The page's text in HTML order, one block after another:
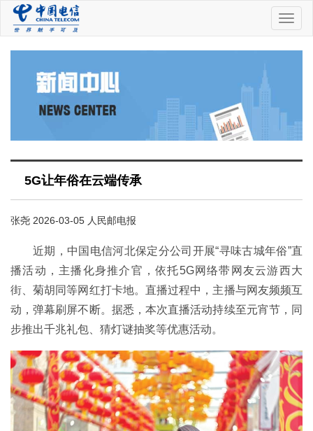
中
国
5G让年俗在云端传承
张尧 2026-03-05 人民邮电报
近期，中国电信河北保定分公司开展“寻味古城年俗”直
播活动，主播化身推介官，依托5G网络带网友云游西大
街、菊胡同等网红打卡地。直播过程中，主播与网友频频互
动，弹幕刷屏不断。据悉，本次直播活动持续至元宵节，同
步推出千兆礼包、猜灯谜抽奖等优惠活动。